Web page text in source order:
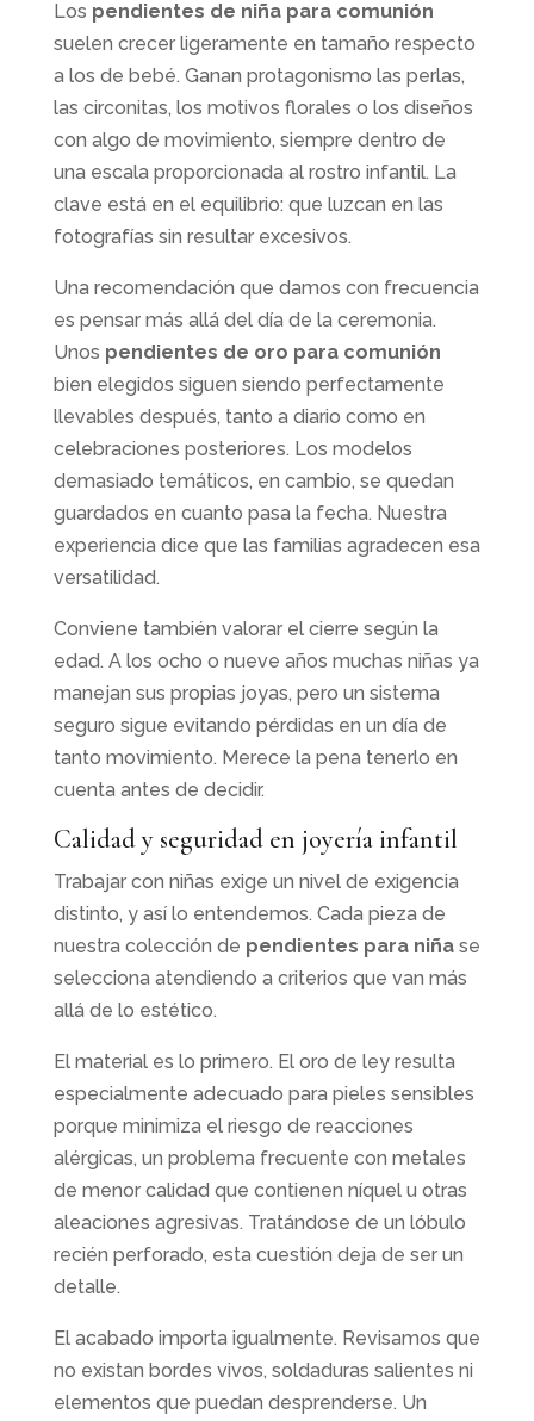
Los pendientes de niña para comunión
suelen crecer ligeramente en tamaño respecto
a los de bebé. Ganan protagonismo las perlas,
las circonitas, los motivos florales o los diseños
con algo de movimiento, siempre dentro de
una escala proporcionada al rostro infantil. La
clave está en el equilibrio: que luzcan en las
fotografías sin resultar excesivos.
Una recomendación que damos con frecuencia
es pensar más allá del día de la ceremonia.
Unos pendientes de oro para comunión
bien elegidos siguen siendo perfectamente
llevables después, tanto a diario como en
celebraciones posteriores. Los modelos
demasiado temáticos, en cambio, se quedan
guardados en cuanto pasa la fecha. Nuestra
experiencia dice que las familias agradecen esa
versatilidad.
Conviene también valorar el cierre según la
edad. A los ocho o nueve años muchas niñas ya
manejan sus propias joyas, pero un sistema
seguro sigue evitando pérdidas en un día de
tanto movimiento. Merece la pena tenerlo en
cuenta antes de decidir.
Calidad y seguridad en joyería infantil
Trabajar con niñas exige un nivel de exigencia
distinto, y así lo entendemos. Cada pieza de
nuestra colección de pendientes para niñase
selecciona atendiendo a criterios que van más
allá de lo estético.
El material es lo primero. El oro de ley resulta
especialmente adecuado para pieles sensibles
porque minimiza el riesgo de reacciones
alérgicas, un problema frecuente con metales
de menor calidad que contienen níquel u otras
aleaciones agresivas. Tratándose de un lóbulo
recién perforado, esta cuestión deja de ser un
detalle.
El acabado importa igualmente. Revisamos que
no existan bordes vivos, soldaduras salientes ni
elementos que puedan desprenderse. Un